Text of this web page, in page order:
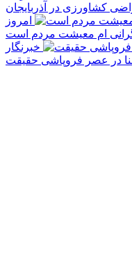
کشاورزی در آذربایجان
امروز
ام معیشت مردم است
خبرنگار
در عصر فروپاشی حقیقت